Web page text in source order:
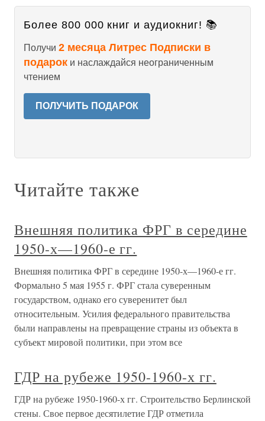
Более 800 000 книг и аудиокниг! 📚
Получи 2 месяца Литрес Подписки в
подарок и наслаждайся неограниченным
чтением
ПОЛУЧИТЬ ПОДАРОК
Читайте также
Внешняя политика ФРГ в середине
1950-х—1960-е гг.
Внешняя политика ФРГ в середине 1950-х—1960-е гг.
Формально 5 мая 1955 г. ФРГ стала суверенным
государством, однако его суверенитет был
относительным. Усилия федерального правительства
были направлены на превращение страны из объекта в
субъект мировой политики, при этом все
ГДР на рубеже 1950-1960-х гг.
ГДР на рубеже 1950-1960-х гг. Строительство Берлинской
стены. Свое первое десятилетие ГДР отметила